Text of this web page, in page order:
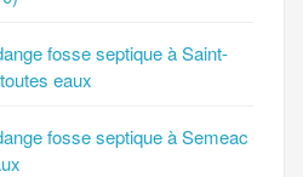
fosse septique à Saint-
eaux
fosse septique à Semeac